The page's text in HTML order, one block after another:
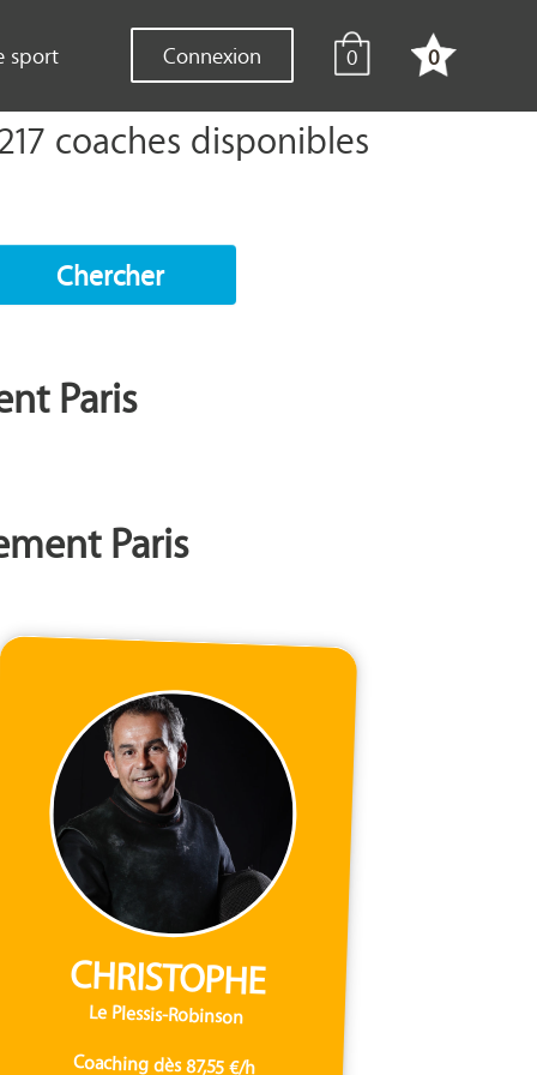
Connexion 0 0
sport
coaches disponibles
Chercher
Paris
Paris
CHRISTOPHE
Le Plessis-Robinson
Coaching dès 87,55 €/h